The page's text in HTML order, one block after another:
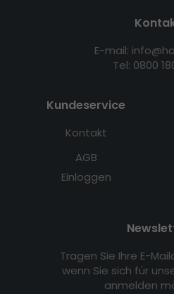
E-mail:
Tel: 0800
Kundeservice
Kontakt
AGB
Einloggen
Tragen Sie Ihre E-
wenn Sie sich für
anmelden